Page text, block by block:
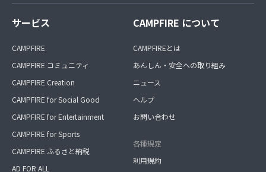
サービス
CAMPFIRE
CAMPFIRE コミュニティ
CAMPFIRE Creation
CAMPFIRE for Social Good
CAMPFIRE for Entertainment
CAMPFIRE for Sports
CAMPFIRE ふるさと納税
AD FOR ALL
CAMPFIRE について
CAMPFIREとは
あんしん・安全への取り組み
ニュース
ヘルプ
お問い合わせ
各種規定
利用規約